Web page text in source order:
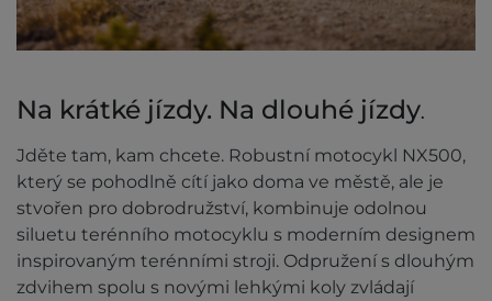
Na krátké jízdy. Na dlouhé jízdy.
Jděte tam, kam chcete. Robustní motocykl NX500,
který se pohodlně cítí jako doma ve městě, ale je
stvořen pro dobrodružství, kombinuje odolnou
siluetu terénního motocyklu s moderním designem
inspirovaným terénními stroji. Odpružení s dlouhým
zdvihem spolu s novými lehkými koly zvládají